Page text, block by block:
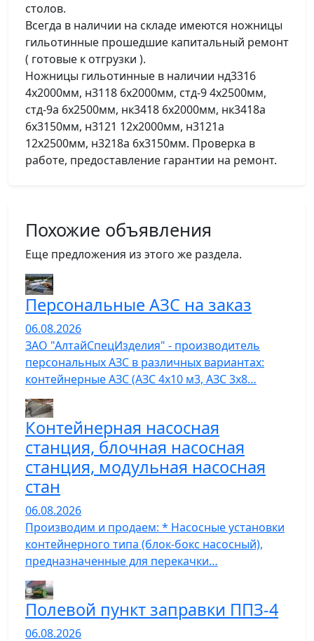
столов.
Всегда в наличии на складе имеются ножницы
гильотинные прошедшие капитальный ремонт
( готовые к отгрузки ).
Ножницы гильотинные в наличии нд3316
4х2000мм, н3118 6х2000мм, стд-9 4х2500мм,
стд-9а 6х2500мм, нк3418 6х2000мм, нк3418а
6х3150мм, н3121 12х2000мм, н3121а
12х2500мм, н3218а 6х3150мм. Проверка в
работе, предоставление гарантии на ремонт.
Похожие объявления
Еще предложения из этого же раздела.
Персональные АЗС на заказ
06.08.2026
ЗАО "АлтайСпецИзделия" - производитель
персональных АЗС в различных вариантах:
контейнерные АЗС (АЗС 4х10 м3, АЗС 3х8…
Контейнерная насосная
станция, блочная насосная
станция, модульная насосная
стан
06.08.2026
Производим и продаем: * Насосные установки
контейнерного типа (блок-бокс насосный),
предназначенные для перекачки…
Полевой пункт заправки ППЗ-4
06.08.2026